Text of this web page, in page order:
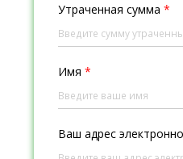
Утраченная сумма *
Имя *
Ваш адрес